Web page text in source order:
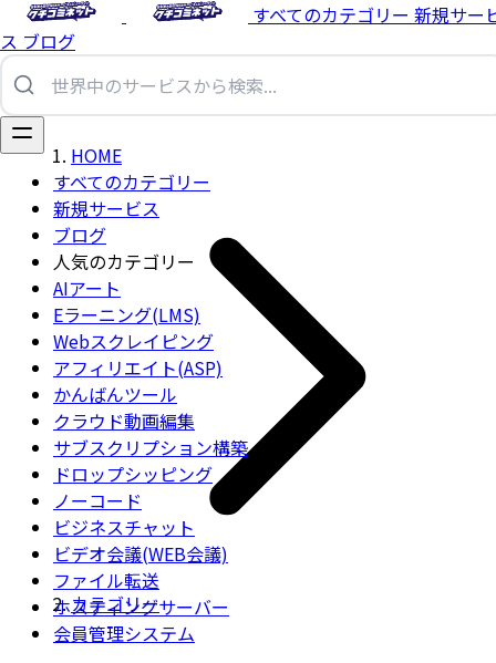
すべてのカテゴリー 新規サー
ス ブログ
すべてのカテゴリー
新規サービス
ブログ
人気のカテゴリー
AIアート
Eラーニング(LMS)
Webスクレイピング
アフィリエイト(ASP)
かんばんツール
クラウド動画編集
サブスクリプション構築
ドロップシッピング
ノーコード
ビジネスチャット
ビデオ会議(WEB会議)
ファイル転送
ホスティングサーバー
会員管理システム
HOME
カテゴリー